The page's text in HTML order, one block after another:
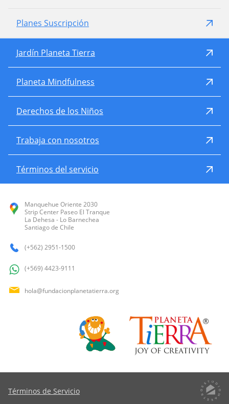
Planes Suscripción
Jardín Planeta Tierra
Planeta Mindfulness
Derechos de los Niños
Trabaja con nosotros
Términos del servicio
Manquehue Oriente 2030
Strip Center Paseo El Tranque
La Dehesa - Lo Barnechea
Santiago de Chile
(+562) 2951-1500
(+569) 4423-9111
hola@fundacionplanetatierra.org
Términos de Servicio